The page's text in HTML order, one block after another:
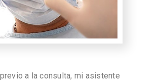
a la consulta, mi asistente